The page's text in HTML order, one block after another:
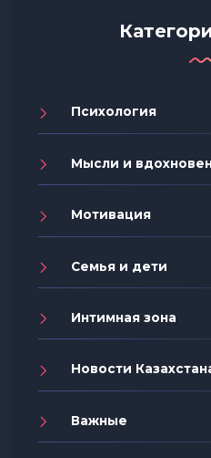
Психология
Мысли и
Мотивация
Семья и дети
Интимная зона
Новости
Важные